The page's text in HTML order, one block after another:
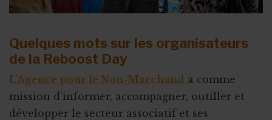
Quelques mots sur les organisateurs
de la Reboost Day
L’Agence pour le Non-Marchand a comme
mission d’informer, accompagner, outiller et
développer le secteur associatif et ses